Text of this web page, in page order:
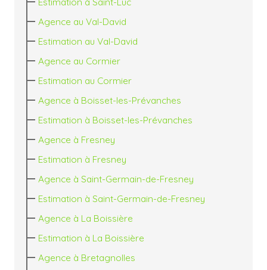
Agence au Val-David
Estimation au Val-David
Agence au Cormier
Estimation au Cormier
Agence à Boisset-les-Prévanches
Estimation à Boisset-les-Prévanches
Agence à Fresney
Estimation à Fresney
Agence à Saint-Germain-de-Fresney
Estimation à Saint-Germain-de-Fresney
Agence à La Boissière
Estimation à La Boissière
Agence à Bretagnolles